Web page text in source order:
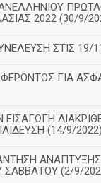
2022 (30/9/
ΣΤΙΣ 19/
ΓΙΑ
ΕΙΣΑΓΩΓΗ
(14/9/2022)
ΑΝΑΠΤΥΞΗΣ
(2/9/